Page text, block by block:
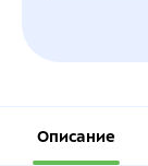
Описание